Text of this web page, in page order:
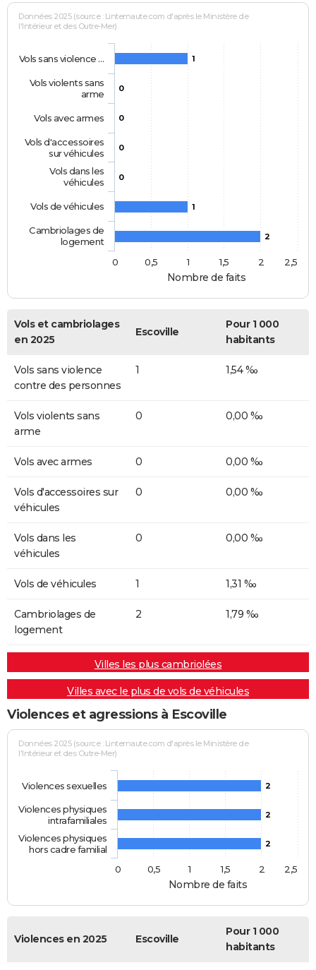
Nombre de faits
Données 2025 (source : Linternaute.com d'après le Ministère de
l'Intérieur et des Outre-Mer)
1
0
0
0
0
1
2
Vols sans violence …
Vols violents sans
arme
Vols avec armes
Vols d'accessoires
sur véhicules
Vols dans les
véhicules
Vols de véhicules
Cambriolages de
logement
0
0,5 1 1,5 2 2,5
Vols et cambriolages
en 2025
Escoville
Pour 1 000
habitants
Vols sans violence
contre des personnes
1 1,54 ‰
Vols violents sans
arme
0 0,00 ‰
Vols avec armes 0 0,00 ‰
Vols d'accessoires sur
véhicules
0 0,00 ‰
Vols dans les
véhicules
0 0,00 ‰
Vols de véhicules 1 1,31 ‰
Cambriolages de
logement
2 1,79 ‰
Villes les plus cambriolées
Villes avec le plus de vols de véhicules
Violences et agressions à Escoville
Nombre de faits
Données 2025 (source : Linternaute.com d'après le Ministère de
l'Intérieur et des Outre-Mer)
2
2
2
Violences sexuelles
Violences physiques
intrafamiliales
Violences physiques
hors cadre familial
0
0,5 1 1,5 2 2,5
Violences en 2025 Escoville
Pour 1 000
habitants